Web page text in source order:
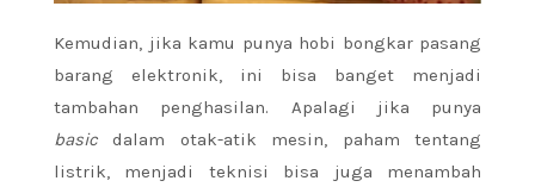
Kemudian, jika kamu punya hobi bongkar pasang
barang elektronik, ini bisa banget menjadi
tambahan penghasilan. Apalagi jika punya
basicdalam otak-atik mesin, paham tentang
listrik, menjadi teknisi bisa juga menambah